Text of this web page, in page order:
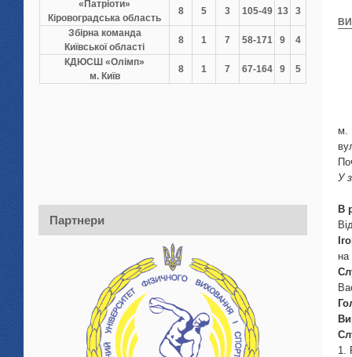
«Патріоти»
Кіровоградська область
8 5 3 105-49 13
3
Збірна команда
Київської області
8 1 7 58-171 9
4
КДЮСШ «Олімп»
м. Київ
8 1 7 67-164 9 5
Партнери
У
В
на
1.